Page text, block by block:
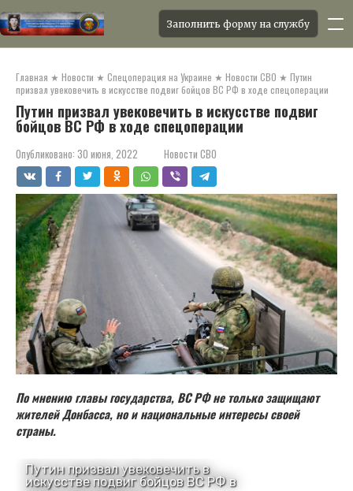
контенту
Заполнить форму на службу
Главная ★ Новости ★ Спецоперация на Украине ★ Новости СВО ★ Путин
призвал увековечить в искусстве подвиг бойцов ВС РФ в ходе спецоперации
Путин призвал увековечить в искусстве подвиг
бойцов ВС РФ в ходе спецоперации
Опубликовано: 30 июня, 2022 Новости СВО
По мнению главы государства, ВС РФ не только защищают
жителей Донбасса, но и национальные интересы своей
страны.